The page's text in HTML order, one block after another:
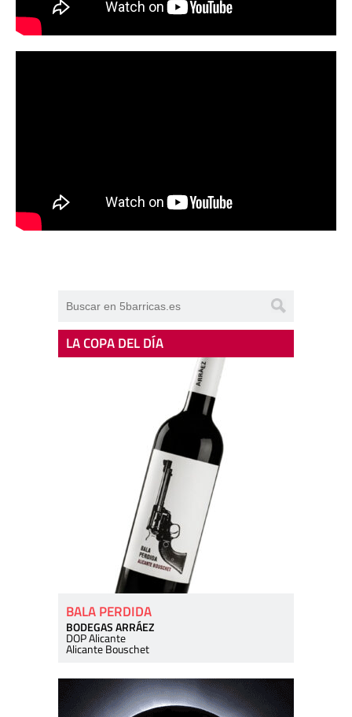
LA COPA DEL DÍA
BALA PERDIDA
BODEGAS ARRÁEZ
DOP Alicante
Alicante Bouschet